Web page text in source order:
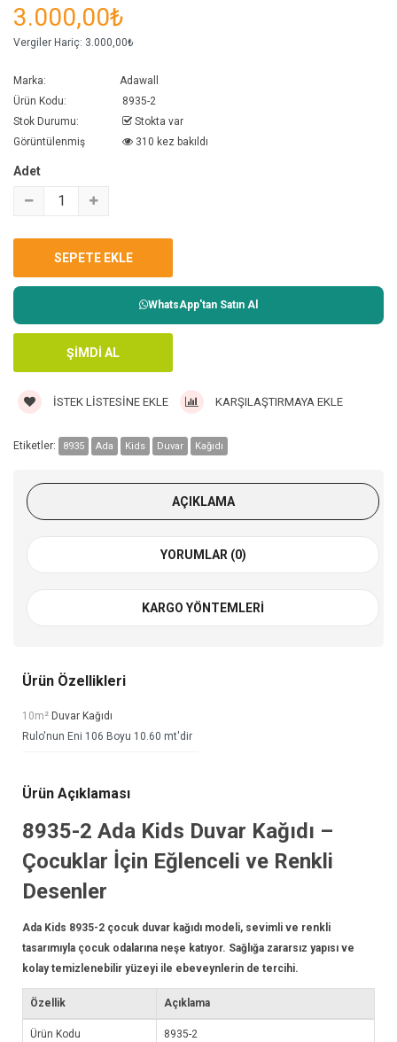
3.000,00₺
Vergiler Hariç: 3.000,00₺
Marka:
Adawall
Ürün Kodu:
8935-2
Stok Durumu:
Stokta var
Görüntülenmiş
310 kez bakıldı
Adet
WhatsApp'tan Satın Al
İSTEK LISTESINE EKLE KARŞILAŞTIRMAYA EKLE
Etiketler: 8935 Ada Kids Duvar Kağıdı
AÇIKLAMA
YORUMLAR (0)
KARGO YÖNTEMLERI
Ürün Özellikleri
10m² Duvar Kağıdı
Rulo'nun Eni 106 Boyu 10.60 mt'dir
Ürün Açıklaması
8935-2 Ada Kids Duvar Kağıdı –
Çocuklar İçin Eğlenceli ve Renkli
Desenler
Ada Kids 8935-2 çocuk duvar kağıdı modeli, sevimli ve renkli
tasarımıyla çocuk odalarına neşe katıyor. Sağlığa zararsız yapısı ve
kolay temizlenebilir yüzeyi ile ebeveynlerin de tercihi.
Özellik Açıklama
Ürün Kodu 8935-2